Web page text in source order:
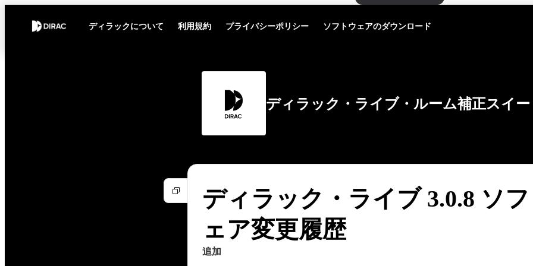
ディラックについて 利用規約 プライバシーポリシー ソフトウェアのダウンロード
ディラック・ライブ・ルーム補正スイー
ディラック・ライブ 3.0.8 ソ
ェア変更履歴
追加